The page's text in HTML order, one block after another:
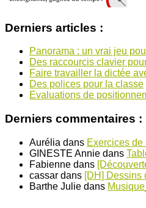
Derniers articles :
Panorama : un vrai jeu
Des raccourcis clavier
Faire travailler la dictée
Des polices pour la classe
Evaluations de
Derniers commentaires :
Aurélia dans Exercices
GINESTE Annie dans
Fabienne dans
cassar dans [DH] Dessins
Barthe Julie dans